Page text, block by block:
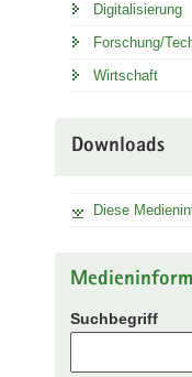
Digitalisierung
Forschung/
Wirtschaft
Downloads
Diese
Suchbegriff